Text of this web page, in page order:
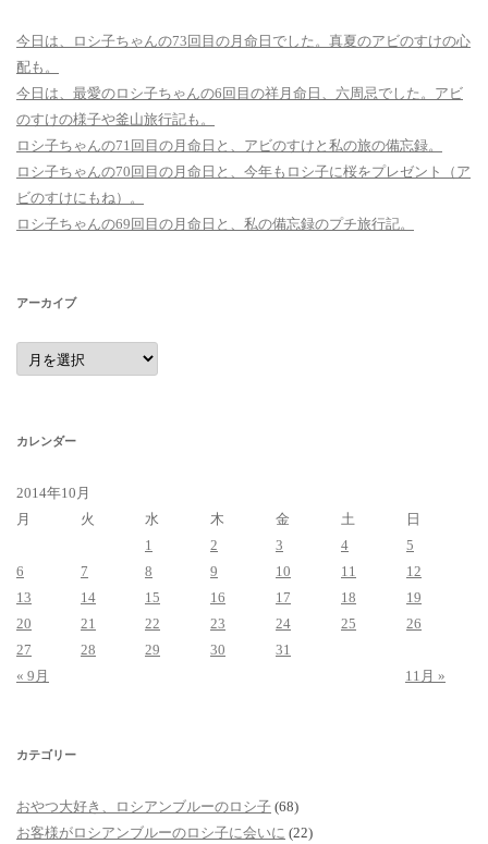
今日は、ロシ子ちゃんの73回目の月命日でした。真夏のアビのすけの心
配も。
今日は、最愛のロシ子ちゃんの6回目の祥月命日、六周忌でした。アビ
のすけの様子や釜山旅行記も。
ロシ子ちゃんの71回目の月命日と、アビのすけと私の旅の備忘録。
ロシ子ちゃんの70回目の月命日と、今年もロシ子に桜をプレゼント（ア
ビのすけにもね）。
ロシ子ちゃんの69回目の月命日と、私の備忘録のプチ旅行記。
アーカイブ
ア
ー
カ
カレンダー
2014年10月
月
火 水 木 金 土
日
1
2 3 4
5
6
7 8 9 10 11
12
13
14 15 16 17 18
19
20
21 22 23 24 25
26
27
28 29 30
31
« 9月
11月 »
カテゴリー
おやつ大好き、ロシアンブルーのロシ子 (68)
お客様がロシアンブルーのロシ子に会いに (22)